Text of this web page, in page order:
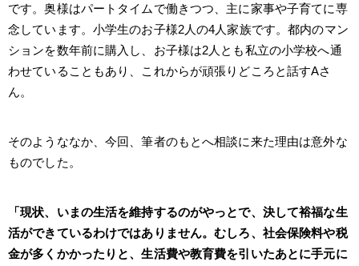
です。奥様はパートタイムで働きつつ、主に家事や子育てに専
念しています。小学生のお子様2人の4人家族です。都内のマン
ションを数年前に購入し、お子様は2人とも私立の小学校へ通
わせていることもあり、これからが頑張りどころと話すAさ
ん。
そのようななか、今回、筆者のもとへ相談に来た理由は意外な
ものでした。
「現状、いまの生活を維持するのがやっとで、決して裕福な生
活ができているわけではありません。むしろ、社会保険料や税
金が多くかかったりと、生活費や教育費を引いたあとに手元に